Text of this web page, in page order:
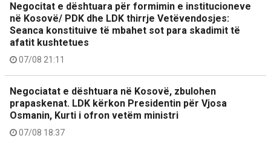
Negocitat e dështuara për formimin e institucioneve
në Kosovë/ PDK dhe LDK thirrje Vetëvendosjes:
Seanca konstituive të mbahet sot para skadimit të
afatit kushtetues
07/08 21:11
Negociatat e dështuara në Kosovë, zbulohen
prapaskenat. LDK kërkon Presidentin për Vjosa
Osmanin, Kurti i ofron vetëm ministri
07/08 18:37